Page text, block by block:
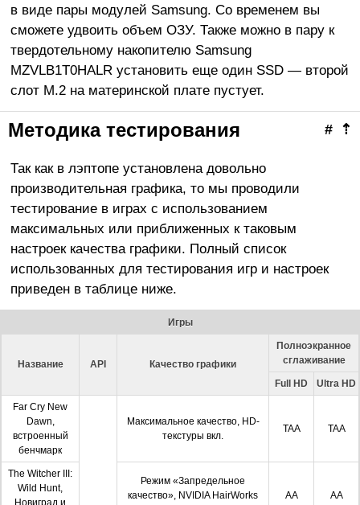
в виде пары модулей Samsung. Со временем вы
сможете удвоить объем ОЗУ. Также можно в пару к
твердотельному накопителю Samsung
MZVLB1T0HALR установить еще один SSD — второй
слот M.2 на материнской плате пустует.
⇡
#
Методика тестирования
Так как в лэптопе установлена довольно
производительная графика, то мы проводили
тестирование в играх с использованием
максимальных или приближенных к таковым
настроек качества графики. Полный список
использованных для тестирования игр и настроек
приведен в таблице ниже.
Игры
Название API Качество графики
Полноэкранное
сглаживание
Full HD Ultra HD
Far Cry New
Dawn,
встроенный
бенчмарк
Максимальное качество, HD-
текстуры вкл.
TAA TAA
The Witcher III:
Wild Hunt,
Новиград и
Режим «Запредельное
качество», NVIDIA HairWorks
АА АА